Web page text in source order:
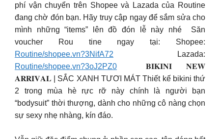
phí vận chuyển trên Shopee và Lazada của Routine
đang chờ đón bạn. Hãy truy cập ngay để sắm sửa cho
mình những “items” lên đồ đón lễ này nhé ​ Săn
voucher Rou tine ngay tại:​ Shopee:
Routine/shopee.vn?3NifA72 ​ Lazada:
Routine/shopee.vn?3oJ2PZ0 ​ 𝐁𝐈𝐊𝐈𝐍𝐈 𝐍𝐄𝐖
𝐀𝐑𝐑𝐈𝐕𝐀𝐋 | SẮC XANH TƯƠI MÁT Thiết kế bikini thứ
2 trong mùa hè rực rỡ này chính là người bạn
“bodysuit” thời thượng, dành cho những cô nàng chọn
sự sexy nhẹ nhàng, kín đáo. ​